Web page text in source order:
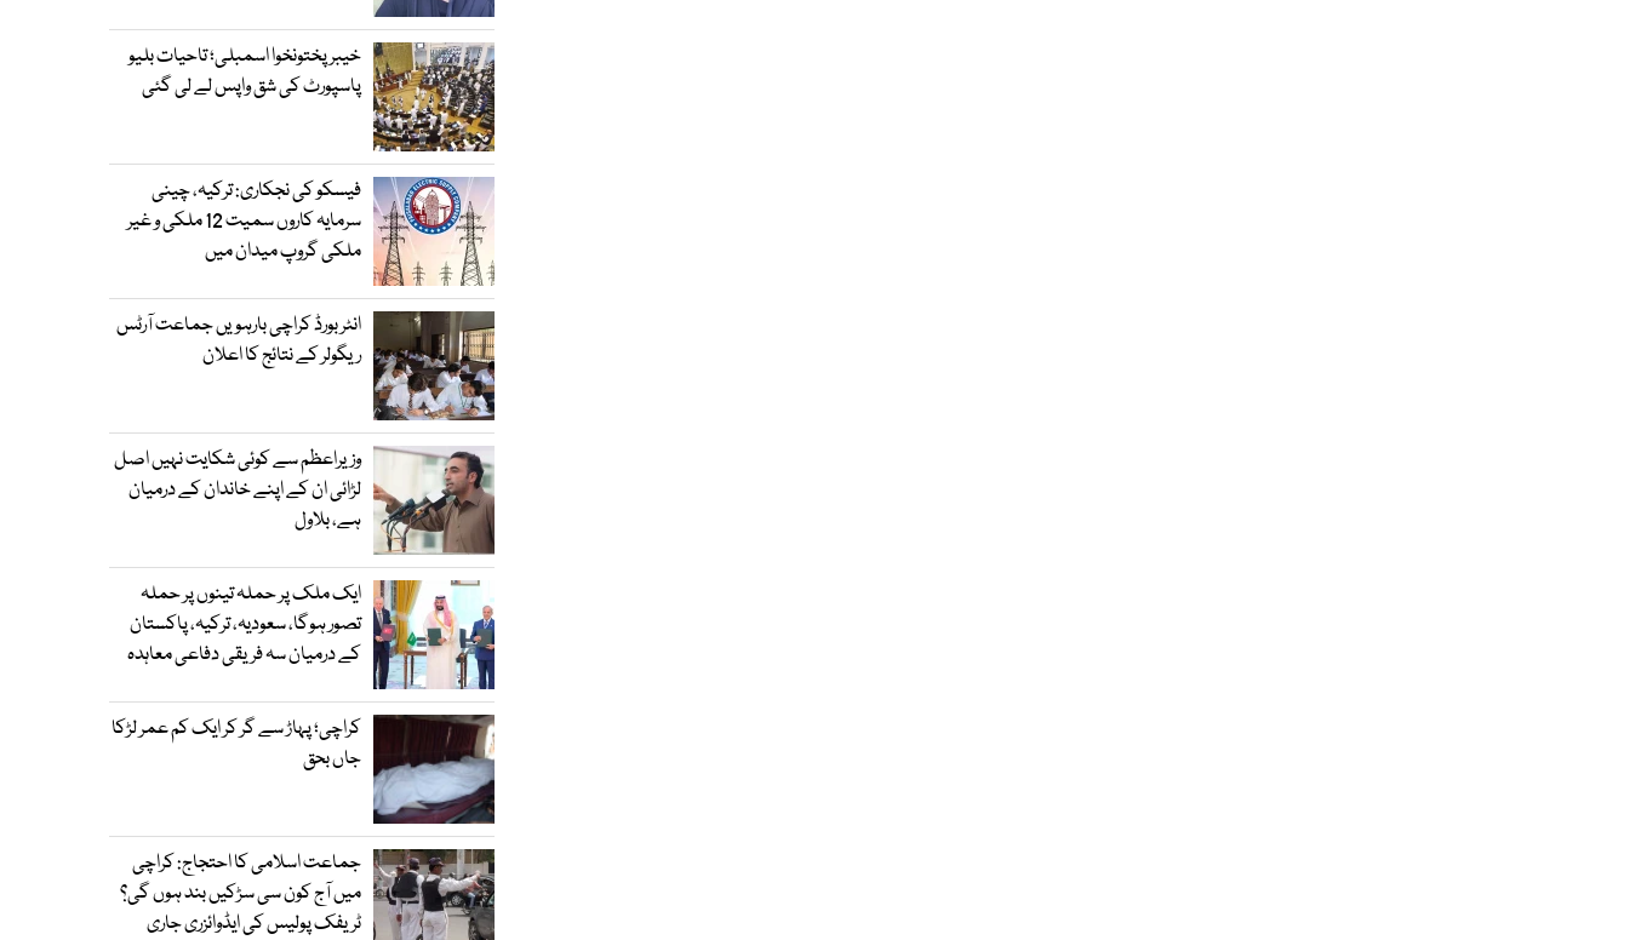
خیبرپختونخوا اسمبلی؛ تاحیات بلیو
پاسپورٹ کی شق واپس لے لی گئی
فیسکو کی نجکاری: ترکیہ، چینی
سرمایہ کاروں سمیت 12 ملکی و غیر
ملکی گروپ میدان میں
انٹر بورڈ کراچی بارہویں جماعت آرٹس
ریگولر کے نتائج کا اعلان
وزیراعظم سے کوئی شکایت نہیں اصل
لڑائی ان کے اپنے خاندان کے درمیان
ہے، بلاول
ایک ملک پر حملہ تینوں پر حملہ
تصور ہوگا، سعودیہ، ترکیہ، پاکستان
کے درمیان سہ فریقی دفاعی معاہدہ
کراچی؛ پہاڑ سے گر کر ایک کم عمر لڑکا
جاں بحق
جماعت اسلامی کا احتجاج: کراچی
میں آج کون سی سڑکیں بند ہوں گی؟
ٹریفک پولیس کی ایڈوائزری جاری